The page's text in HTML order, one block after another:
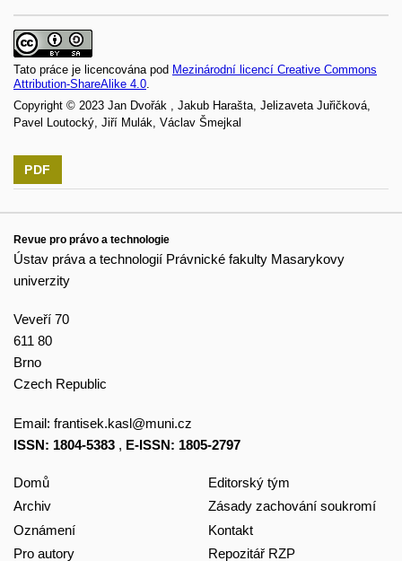
Tato práce je licencována pod Mezinárodní licencí Creative Commons
Attribution-ShareAlike 4.0
Copyright © 2023 Jan Dvořák , Jakub Harašta, Jelizaveta Juřičková,
Pavel Loutocký, Jiří Mulák, Václav Šmejkal
PDF
Revue pro právo a technologie
Ústav práva a technologií Právnické fakulty Masarykovy
univerzity
Veveří 70
611 80
Brno
Czech Republic
Email: frantisek.kasl@muni.cz
ISSN: 1804-5383 , E-ISSN: 1805-2797
Domů
Archiv
Oznámení
Pro autory
Editorský tým
Zásady zachování soukromí
Kontakt
Repozitář RZP